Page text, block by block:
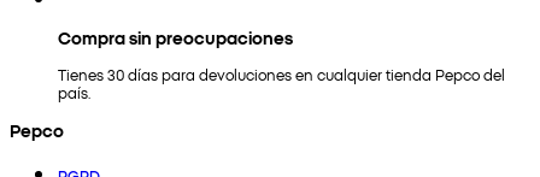
Compra sin preocupaciones
Tienes 30 días para devoluciones en cualquier tienda Pepco del
país.
Pepco